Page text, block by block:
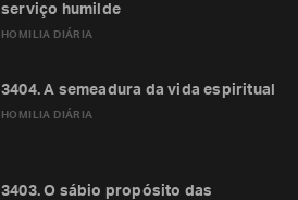
HOMILIA DIÁRIA
serviço humilde
HOMILIA DIÁRIA
3404. A semeadura da vida espiritual
3403. O sábio propósito das